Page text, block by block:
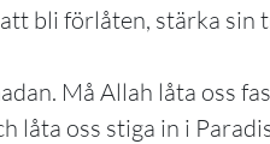
bli förlåten, stärka sin
Må Allah låta oss
låta oss stiga in i